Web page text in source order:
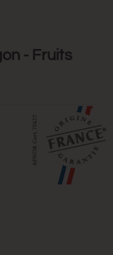
- Fruits